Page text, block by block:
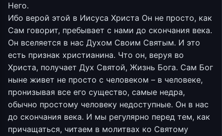
Него.
Ибо верой этой в Иисуса Христа Он не просто, как
Сам говорит, пребывает с нами до скончания века.
Он вселяется в нас Духом Своим Святым. И это
есть признак христианина. Что он, веруя во
Христа, получает Дух Святой, Жизнь Бога. Сам Бог
ныне живет не просто с человеком – в человеке,
пронизывая все его существо, самые недра,
обычно простому человеку недоступные. Он в нас
до скончания века. И мы регулярно перед тем, как
причащаться, читаем в молитвах ко Святому